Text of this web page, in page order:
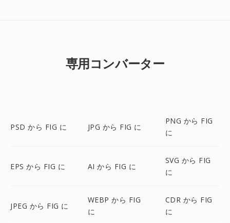
専用コンバーター
PSD から FIG に JPG から FIG に
PNG から FIG
に
EPS から FIG に AI から FIG に
SVG から FIG
に
JPEG から FIG に
WEBP から FIG
に
CDR から FIG
に